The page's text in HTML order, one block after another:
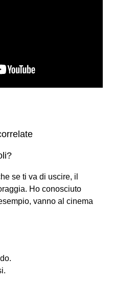
se ti va di uscire, il
Ho conosciuto
vanno al cinema